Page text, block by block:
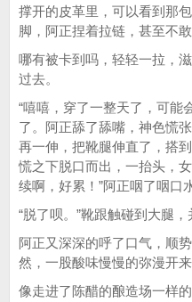
撑开的皮革里，可以看到那
脚，阿正捏着拉链，甚至不
哪有被卡到吗，轻轻一拉，
过去。
“嘻嘻，穿了一整天了，可能
了。阿正舔了舔嘴，神色慌
再一伸，把靴腿伸直了，搭
慌之下脱口而出，一抬头，
续啊，好累！”阿正咽了咽口
“脱了呗。”靴跟触碰到大腿
阿正又深深的呼了口气，顺
然，一股酸味慢慢的弥漫开来
像走进了陈醋的酿造场一样